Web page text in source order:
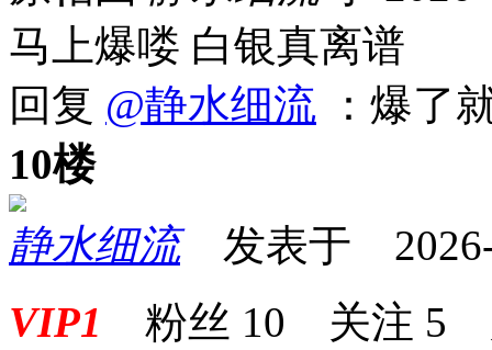
马上爆喽 白银真离谱
回复 @静水细流 ：爆了
10楼
静水细流发表于 2026-
VIP1 粉丝 10 关注 5